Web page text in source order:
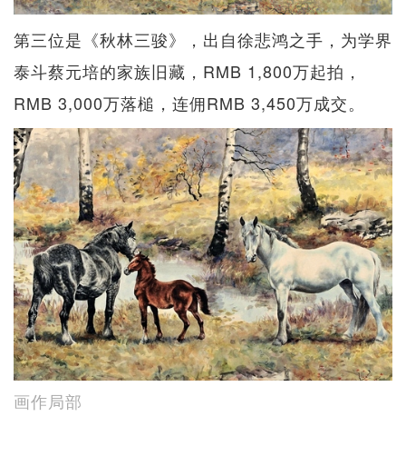
第三位是《秋林三骏》，出自徐悲鸿之手，为学界
泰斗蔡元培的家族旧藏，RMB 1,800万起拍，
RMB 3,000万落槌，连佣RMB 3,450万成交。
画作局部